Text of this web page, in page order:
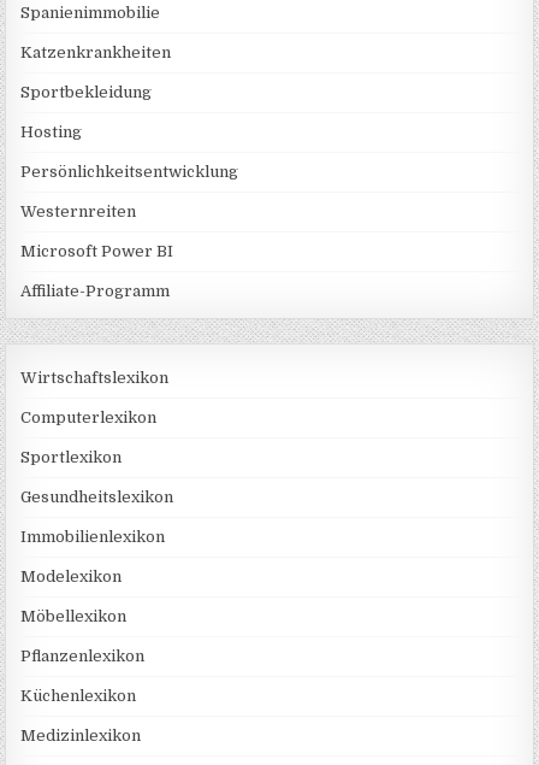
Spanienimmobilie
Katzenkrankheiten
Sportbekleidung
Hosting
Persönlichkeitsentwicklung
Westernreiten
Microsoft Power BI
Affiliate-Programm
Wirtschaftslexikon
Computerlexikon
Sportlexikon
Gesundheitslexikon
Immobilienlexikon
Modelexikon
Möbellexikon
Pflanzenlexikon
Küchenlexikon
Medizinlexikon